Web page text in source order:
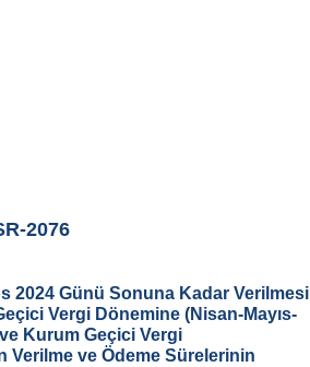
2076
2024 Günü Sonuna Kadar Verilmesi
Vergi Dönemine (Nisan-Mayıs-
Kurum Geçici Vergi
Verilme ve Ödeme Sürelerinin